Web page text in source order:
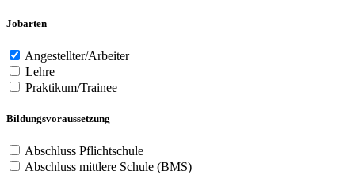
Jobarten
Angestellter/Arbeiter
Lehre
Praktikum/Trainee
Bildungsvoraussetzung
Abschluss Pflichtschule
Abschluss mittlere Schule (BMS)